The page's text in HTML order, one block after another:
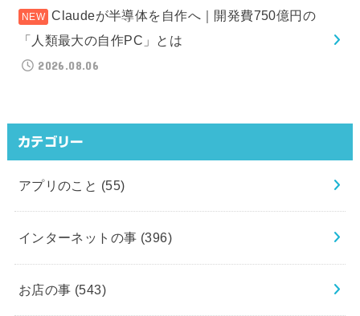
Claudeが半導体を自作へ｜開発費750億円の
「人類最大の自作PC」とは
2026.08.06
カテゴリー
アプリのこと (55)
インターネットの事 (396)
お店の事 (543)